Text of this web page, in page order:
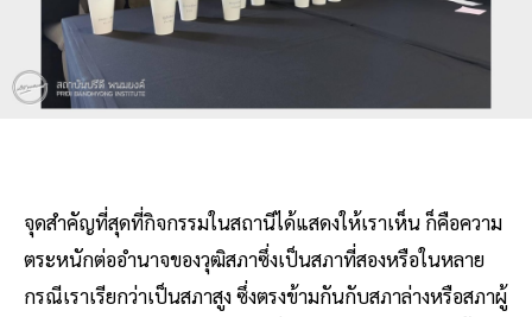
จุดสำคัญที่สุดที่กิจกรรมในสถานีได้แสดงให้เราเห็น ก็คือความ
ตระหนักต่ออำนาจของวุฒิสภาซึ่งเป็นสภาที่สองหรือในหลาย
กรณีเราเรียกว่าเป็นสภาสูง ซึ่งตรงข้ามกันกับสภาล่างหรือสภาผู้